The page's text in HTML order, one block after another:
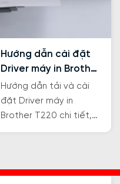
Hướng dẫn cài đặt
Driver máy in Brother
T220
Hướng dẫn tải và cài
đặt Driver máy in
Brother T220 chi tiết,
bài viết này sẽ giúp bạn
trợ của kỹ thuật viên.